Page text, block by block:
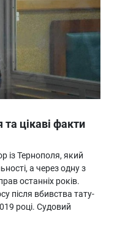
та цікаві факти
із Тернополя, який
а через одну з
останніх років.
після вбивства тату-
році. Судовий